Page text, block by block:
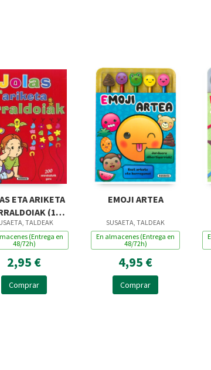
ETA ARIKETA
(1
TITULU)
TALDEAK
(Entrega en
48/72h)
2,95 €
Comprar
EMOJI ARTEA
SUSAETA, TALDEAK
En almacenes (Entrega en
48/72h)
4,95 €
Comprar